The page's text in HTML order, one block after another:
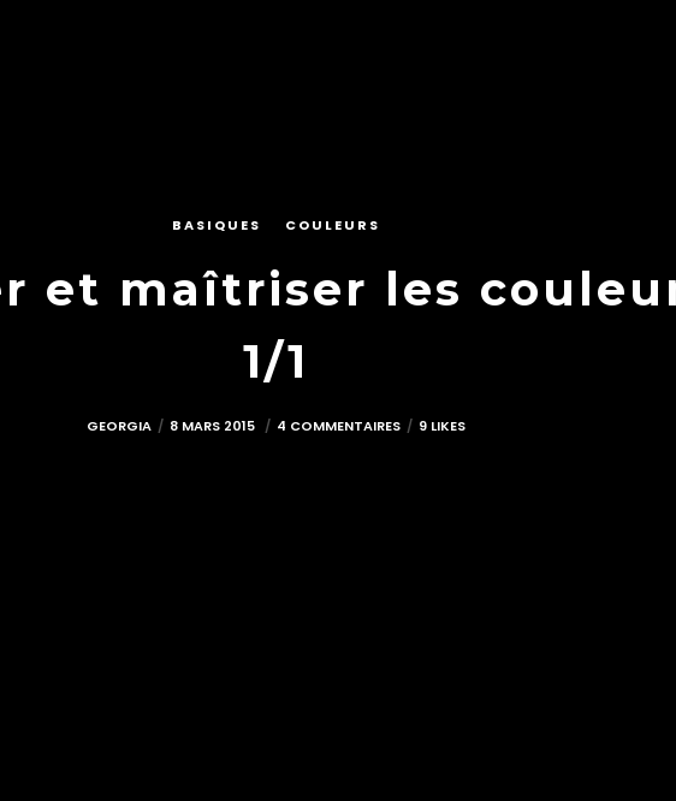
BASIQUES COULEURS
et maîtriser les
1/1
GEORGIA 8 MARS 2015 4 COMMENTAIRES 9 LIKES